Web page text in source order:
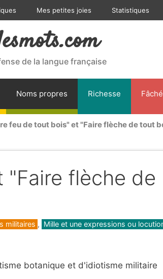
Mes petites joies Statistiques
de la langue française
Noms propres Richesse
feu de tout bois" et "Faire flèche de tout
flèche de
militaires , Mille et une expressions ou
botanique et d'idiotisme militaire